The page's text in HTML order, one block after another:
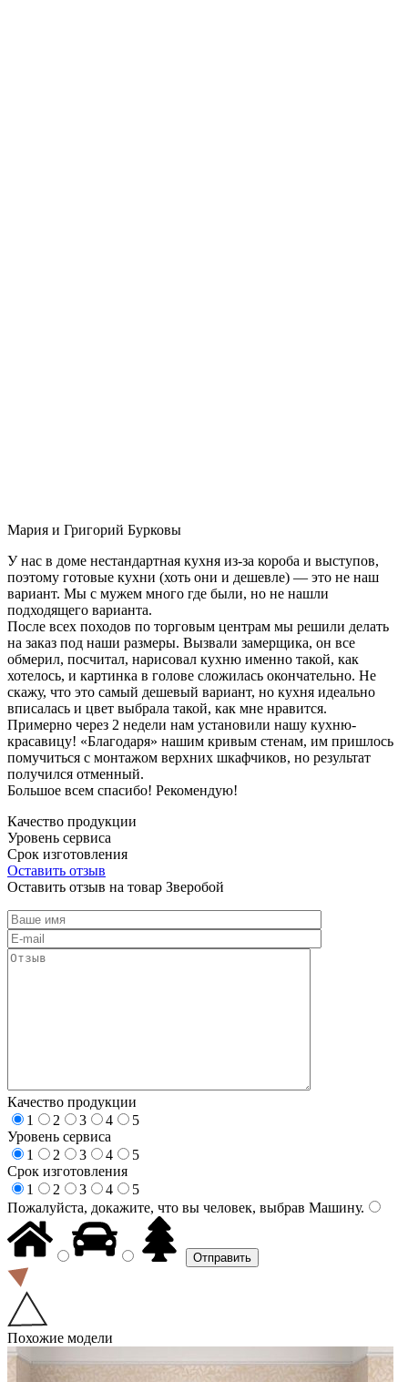
Мария и Григорий Бурковы
У нас в доме нестандартная кухня из-за короба и выступов,
поэтому готовые кухни (хоть они и дешевле) — это не наш
вариант. Мы с мужем много где были, но не нашли
подходящего варианта.
После всех походов по торговым центрам мы решили делать
на заказ под наши размеры. Вызвали замерщика, он все
обмерил, посчитал, нарисовал кухню именно такой, как
хотелось, и картинка в голове сложилась окончательно. Не
скажу, что это самый дешевый вариант, но кухня идеально
вписалась и цвет выбрала такой, как мне нравится.
Примерно через 2 недели нам установили нашу кухню-
красавицу! «Благодаря» нашим кривым стенам, им пришлось
помучиться с монтажом верхних шкафчиков, но результат
получился отменный.
Большое всем спасибо! Рекомендую!
Качество продукции
Уровень сервиса
Срок изготовления
Оставить отзыв
Оставить отзыв на товар Зверобой
Качество продукции
1
2 3 4
5
Уровень сервиса
1
2 3 4
5
Срок изготовления
1
2 3 4
5
Пожалуйста, докажите, что вы человек, выбрав Машину.
Похожие модели